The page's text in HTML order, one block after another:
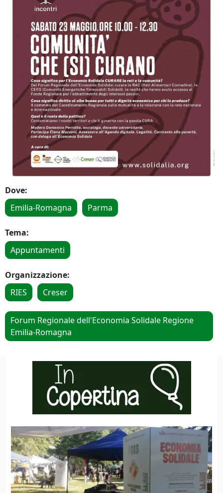
Dove:
Emilia-Romagna
Parma
Tema:
Appuntamenti
Organizzazione:
RIES
Creser
Forum Regionale dell'Economia Solidale Regione
Emilia-Romagna